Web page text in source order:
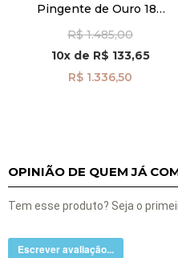
Pingente de Ouro 18k
R$ 1.485,00
10xde R$ 133,65
R$ 1.336,50
OPINIÃO DE QUEM JÁ
Tem esse produto? Seja o
Escrever avaliação...